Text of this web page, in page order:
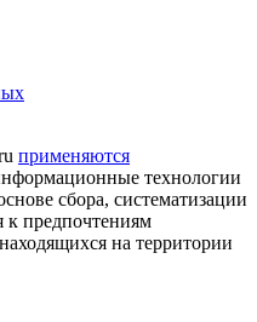
применяются
технологии
сбора, систематизации
к предпочтениям
на территории